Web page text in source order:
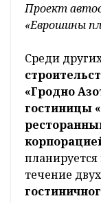
Проект
«Еврошины
Среди
«Гродно
гостиницы
течение